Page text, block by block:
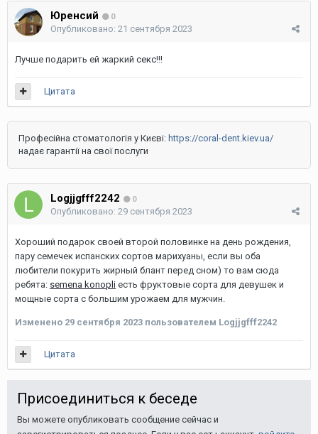
Юренсий 0
Опубликовано: 21 сентября 2023
Лучше подарить ей жаркий секс!!!
Цитата
Професійна стоматологія у Києві: https://coral-dent.kiev.ua/
надає гарантії на свої послуги
Logjjgfff2242 0
Опубликовано: 29 сентября 2023
Хороший подарок своей второй половинке на день рождения,
пару семечек испанских сортов марихуаны, если вы оба
любители покурить жирный блант перед сном) то вам сюда
ребята: semena konopli есть фруктовые сорта для девушек и
мощные сорта с большим урожаем для мужчин.
Изменено 29 сентября 2023 пользователем Logjjgfff2242
Цитата
Присоединиться к беседе
Вы можете опубликовать сообщение сейчас и